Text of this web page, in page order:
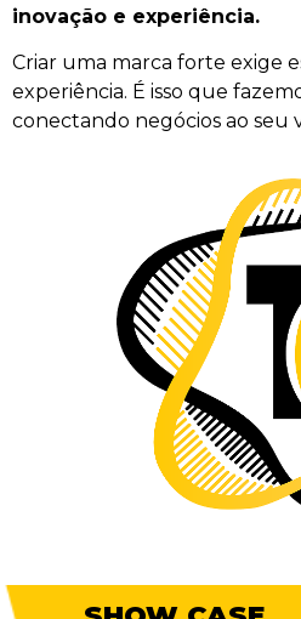
inovação e experiência.
Criar uma marca forte exige
experiência. É isso que
conectando negócios ao seu